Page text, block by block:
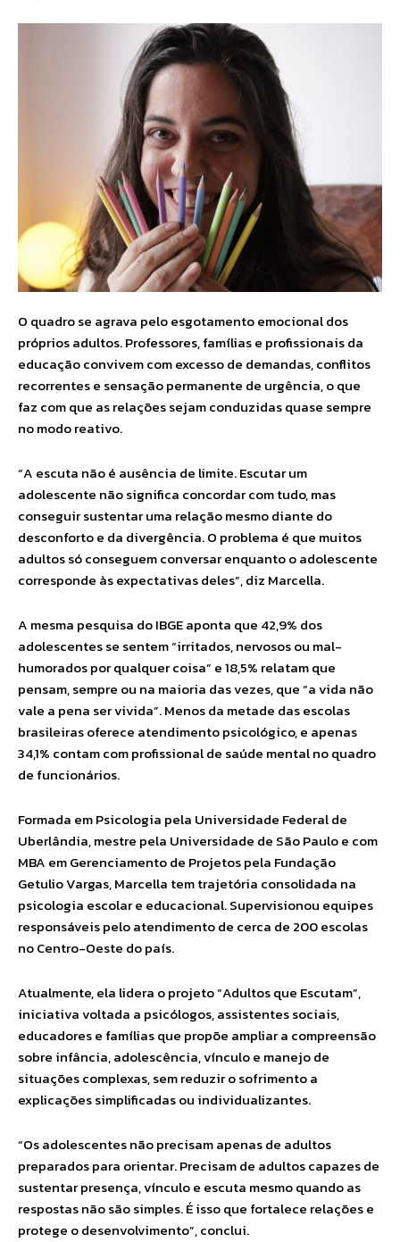
O quadro se agrava pelo esgotamento emocional dos
próprios adultos. Professores, famílias e profissionais da
educação convivem com excesso de demandas, conflitos
recorrentes e sensação permanente de urgência, o que
faz com que as relações sejam conduzidas quase sempre
no modo reativo.
“A escuta não é ausência de limite. Escutar um
adolescente não significa concordar com tudo, mas
conseguir sustentar uma relação mesmo diante do
desconforto e da divergência. O problema é que muitos
adultos só conseguem conversar enquanto o adolescente
corresponde às expectativas deles”, diz Marcella.
A mesma pesquisa do IBGE aponta que 42,9% dos
adolescentes se sentem “irritados, nervosos ou mal-
humorados por qualquer coisa” e 18,5% relatam que
pensam, sempre ou na maioria das vezes, que “a vida não
vale a pena ser vivida”. Menos da metade das escolas
brasileiras oferece atendimento psicológico, e apenas
34,1% contam com profissional de saúde mental no quadro
de funcionários.
Formada em Psicologia pela Universidade Federal de
Uberlândia, mestre pela Universidade de São Paulo e com
MBA em Gerenciamento de Projetos pela Fundação
Getulio Vargas, Marcella tem trajetória consolidada na
psicologia escolar e educacional. Supervisionou equipes
responsáveis pelo atendimento de cerca de 200 escolas
no Centro-Oeste do país.
Atualmente, ela lidera o projeto “Adultos que Escutam”,
iniciativa voltada a psicólogos, assistentes sociais,
educadores e famílias que propõe ampliar a compreensão
sobre infância, adolescência, vínculo e manejo de
situações complexas, sem reduzir o sofrimento a
explicações simplificadas ou individualizantes.
“Os adolescentes não precisam apenas de adultos
preparados para orientar. Precisam de adultos capazes de
sustentar presença, vínculo e escuta mesmo quando as
respostas não são simples. É isso que fortalece relações e
protege o desenvolvimento”, conclui.